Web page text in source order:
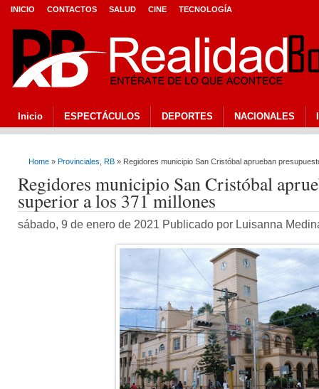
INICIO CONTACTOS SALUD CINE TECNOLOGÍA
Inicio ESPECTÁCULOS DEPORTES NACIONALES
Home » Provinciales RB » Regidores municipio San Cristóbal aprueban
Regidores municipio San Cristóbal
superior a los 371 millones
sábado, 9 de enero de 2021 Publicado por Luisanna